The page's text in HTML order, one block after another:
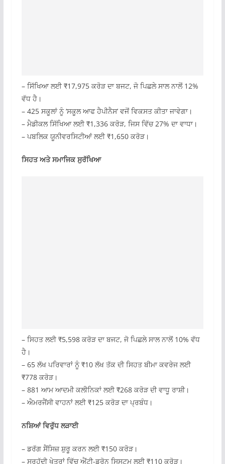
– ਸਿੱਖਿਆ ਲਈ ₹17,975 ਕਰੋੜ ਦਾ ਬਜਟ, ਜੋ ਪਿਛਲੇ ਸਾਲ ਨਾਲੋਂ 12%
ਵੱਧ ਹੈ।
– 425 ਸਕੂਲਾਂ ਨੂੰ ‘ਸਕੂਲ ਆਫ ਹੈਪੀਨੈਸ’ ਵਜੋਂ ਵਿਕਸਤ ਕੀਤਾ ਜਾਵੇਗਾ।
– ਮੈਡੀਕਲ ਸਿੱਖਿਆ ਲਈ ₹1,336 ਕਰੋੜ, ਜਿਸ ਵਿੱਚ 27% ਦਾ ਵਾਧਾ।
– ਪਬਲਿਕ ਯੂਨੀਵਰਸਿਟੀਆਂ ਲਈ ₹1,650 ਕਰੋੜ।
ਸਿਹਤ ਅਤੇ ਸਮਾਜਿਕ ਸੁਰੱਖਿਆ
– ਸਿਹਤ ਲਈ ₹5,598 ਕਰੋੜ ਦਾ ਬਜਟ, ਜੋ ਪਿਛਲੇ ਸਾਲ ਨਾਲੋਂ 10% ਵੱਧ
ਹੈ।
– 65 ਲੱਖ ਪਰਿਵਾਰਾਂ ਨੂੰ ₹10 ਲੱਖ ਤੱਕ ਦੀ ਸਿਹਤ ਬੀਮਾ ਕਵਰੇਜ ਲਈ
₹778 ਕਰੋੜ।
– 881 ਆਮ ਆਦਮੀ ਕਲੀਨਿਕਾਂ ਲਈ ₹268 ਕਰੋੜ ਦੀ ਵਾਧੂ ਰਾਸ਼ੀ।
– ਐਮਰਜੈਂਸੀ ਵਾਹਨਾਂ ਲਈ ₹125 ਕਰੋੜ ਦਾ ਪ੍ਰਬੰਧ।
ਨਸ਼ਿਆਂ ਵਿਰੁੱਧ ਲੜਾਈ
– ਡਰੱਗ ਸੈਂਸਿਜ਼ ਸ਼ੁਰੂ ਕਰਨ ਲਈ ₹150 ਕਰੋੜ।
– ਸਰਹੱਦੀ ਖੇਤਰਾਂ ਵਿੱਚ ਐਂਟੀ-ਡਰੋਨ ਸਿਸਟਮ ਲਈ ₹110 ਕਰੋੜ।